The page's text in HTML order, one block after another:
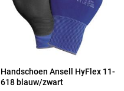
Handschoen Ansell HyFlex 11-
618 blauw/zwart